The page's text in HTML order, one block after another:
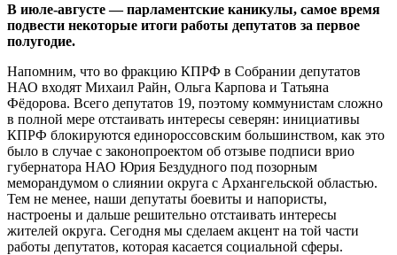
В июле-августе — парламентские каникулы, самое время
подвести некоторые итоги работы депутатов за первое
полугодие.
Напомним, что во фракцию КПРФ в Собрании депутатов
НАО входят Михаил Райн, Ольга Карпова и Татьяна
Фёдорова. Всего депутатов 19, поэтому коммунистам сложно
в полной мере отстаивать интересы северян: инициативы
КПРФ блокируются единороссовским большинством, как это
было в случае с законопроектом об отзыве подписи врио
губернатора НАО Юрия Бездудного под позорным
меморандумом о слиянии округа с Архангельской областью.
Тем не менее, наши депутаты боевиты и напористы,
настроены и дальше решительно отстаивать интересы
жителей округа. Сегодня мы сделаем акцент на той части
работы депутатов, которая касается социальной сферы.